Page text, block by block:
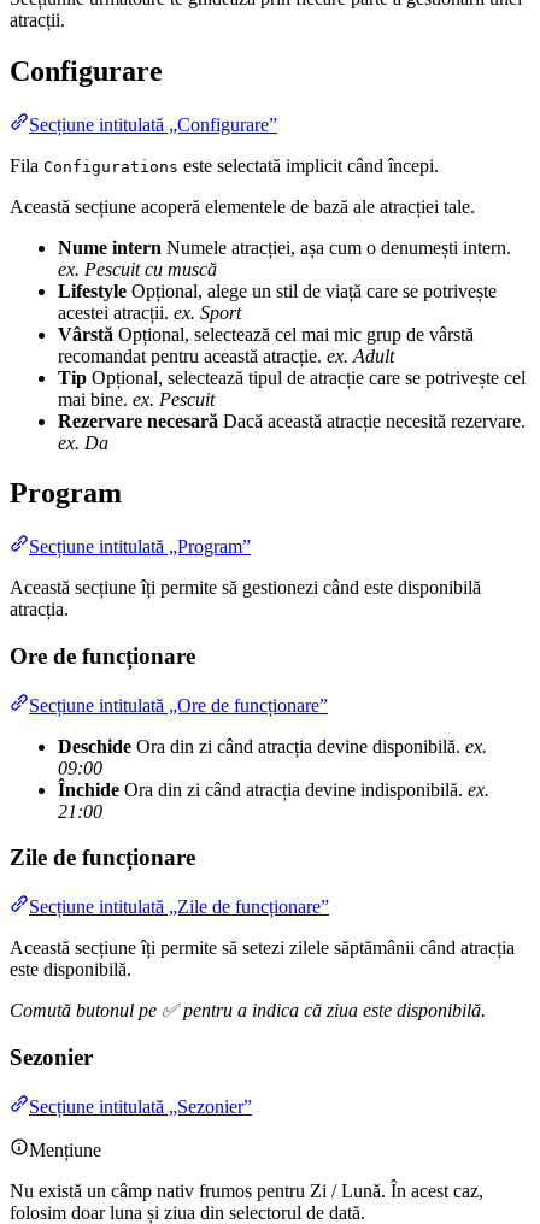
atracții.
Configurare
Secțiune intitulată „Configurare”
Fila Configurations este selectată implicit când începi.
Această secțiune acoperă elementele de bază ale atracției tale.
Nume intern Numele atracției, așa cum o denumești intern.
ex. Pescuit cu muscă
Lifestyle Opțional, alege un stil de viață care se potrivește
acestei atracții. ex. Sport
Vârstă Opțional, selectează cel mai mic grup de vârstă
recomandat pentru această atracție. ex. Adult
Tip Opțional, selectează tipul de atracție care se potrivește cel
mai bine. ex. Pescuit
Rezervare necesară Dacă această atracție necesită rezervare.
ex. Da
Program
Secțiune intitulată „Program”
Această secțiune îți permite să gestionezi când este disponibilă
atracția.
Ore de funcționare
Secțiune intitulată „Ore de funcționare”
Deschide Ora din zi când atracția devine disponibilă. ex.
09:00
Închide Ora din zi când atracția devine indisponibilă. ex.
21:00
Zile de funcționare
Secțiune intitulată „Zile de funcționare”
Această secțiune îți permite să setezi zilele săptămânii când atracția
este disponibilă.
Comută butonul pe ✅ pentru a indica că ziua este disponibilă.
Sezonier
Secțiune intitulată „Sezonier”
Mențiune
Nu există un câmp nativ frumos pentru Zi / Lună. În acest caz,
folosim doar luna și ziua din selectorul de dată.